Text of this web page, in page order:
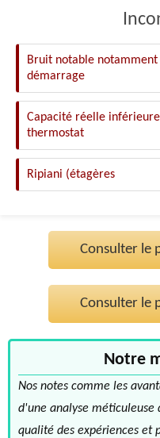
Bruit notable
démarrage
Capacité réelle
thermostat
Ripiani (étagères
Consulter le
Consulter le
Notre
Nos notes comme les
d'une analyse
qualité des expériences et